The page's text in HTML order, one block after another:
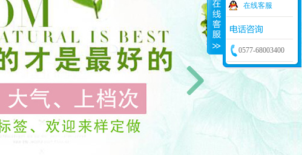
在线客服
0577-68003400